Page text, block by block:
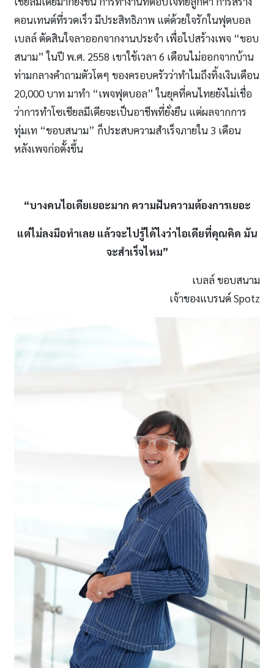
คอนเทนต์ที่รวดเร็ว มีประสิทธิภาพ แต่ด้วยใจรักในฟุตบอล
เบลล์ ตัดสินใจลาออกจากงานประจำ เพื่อไปสร้างเพจ “ขอบ
สนาม” ในปี พ.ศ. 2558 เขาใช้เวลา 6 เดือนไม่ออกจากบ้าน
ท่ามกลางคำถามตัวโตๆ ของครอบครัวว่าทำไมถึงทิ้งเงินเดือน
20,000 บาท มาทำ “เพจฟุตบอล” ในยุคที่คนไทยยังไม่เชื่อ
ว่าการทำโซเชียลมีเดียจะเป็นอาชีพที่ยั่งยืน แต่ผลจากการ
ทุ่มเท “ขอบสนาม” ก็ประสบความสำเร็จภายใน 3 เดือน
หลังเพจก่อตั้งขึ้น
“บางคนไอเดียเยอะมาก ความฝันความต้องการเยอะ
แต่ไม่ลงมือทําเลย แล้วจะไปรู้ได้ไงว่าไอเดียที่คุณคิด มัน
จะสําเร็จไหม”
เบลล์ ขอบสนาม
เจ้าของแบรนด์ Spotz